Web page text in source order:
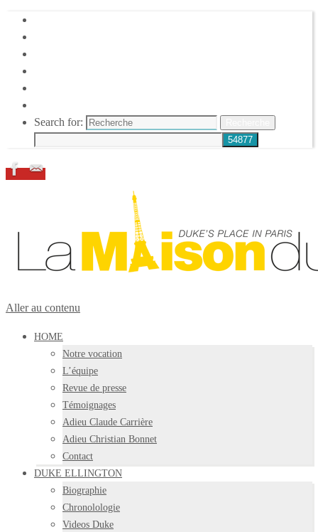
Search for:
Aller au contenu
HOME
Notre vocation
L’équipe
Revue de presse
Témoignages
Adieu Claude Carrière
Adieu Christian Bonnet
Contact
DUKE ELLINGTON
Biographie
Chronolologie
Videos Duke